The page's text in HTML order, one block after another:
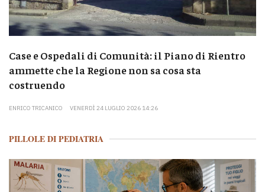
Case e Ospedali di Comunità: il Piano di Rientro
ammette che la Regione non sa cosa sta
costruendo
ENRICO TRICANICO VENERDÌ 24 LUGLIO 2026 14:26
PILLOLE DI PEDIATRIA